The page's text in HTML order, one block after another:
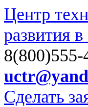
Центр
развития
Сделать